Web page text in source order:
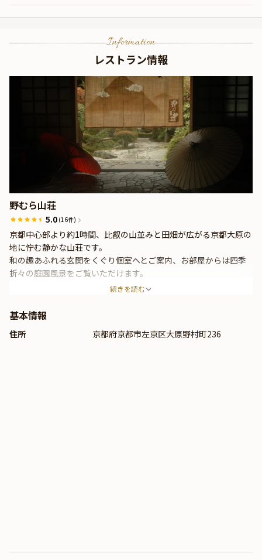
Information
レストラン情報
野むら山荘
5.0 (16件)
京都中心部より約1時間、比叡の山並みと田畑が広がる京都大原の
地に佇む静かな山荘です。
和の趣あふれる玄関をくぐり個室へとご案内、お部屋からは四季
折々の庭園風景をご覧いただけます。
続きを読む
基本情報
住所 京都府京都市左京区大原野村町236